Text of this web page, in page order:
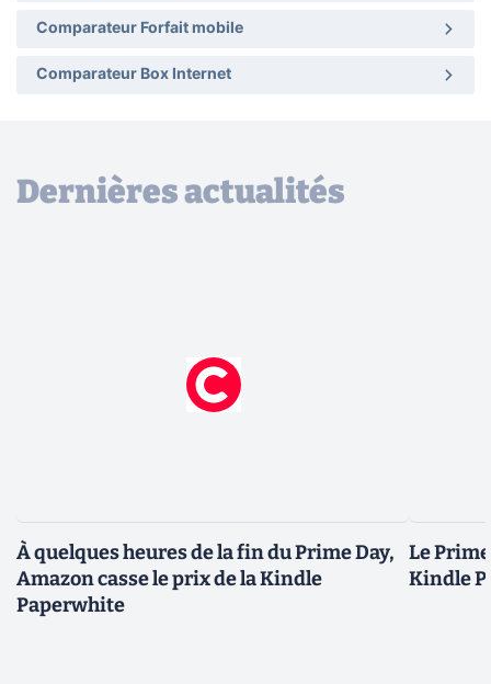
Comparateur Forfait mobile
Comparateur Box Internet
Dernières actualités
À quelques heures de la fin du Prime Day,
Amazon casse le prix de la Kindle
Paperwhite
Le
Kindle